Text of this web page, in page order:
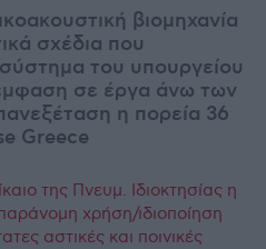
βιομηχανία
σχέδια που
του υπουργείου
σε έργα άνω των
η πορεία 36
Greece
της Πνευμ. Ιδιοκτησίας η
χρήση/ιδιοποίηση
αστικές και ποινικές